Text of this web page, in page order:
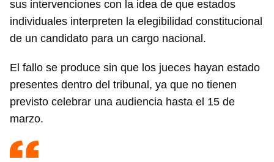
sus intervenciones con la idea de que estados
individuales interpreten la elegibilidad constitucional
de un candidato para un cargo nacional.
El fallo se produce sin que los jueces hayan estado
presentes dentro del tribunal, ya que no tienen
previsto celebrar una audiencia hasta el 15 de
marzo.